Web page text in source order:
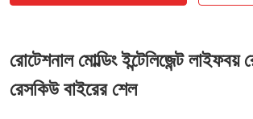
রোটেশনাল মোল্ডিং ইন্টেলিজেন্ট
রেসকিউ বাইরের শেল